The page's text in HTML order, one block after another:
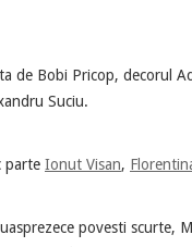
de Bobi Pricop, decorul
Suciu.
parte Ionut Visan,
povesti scurte,